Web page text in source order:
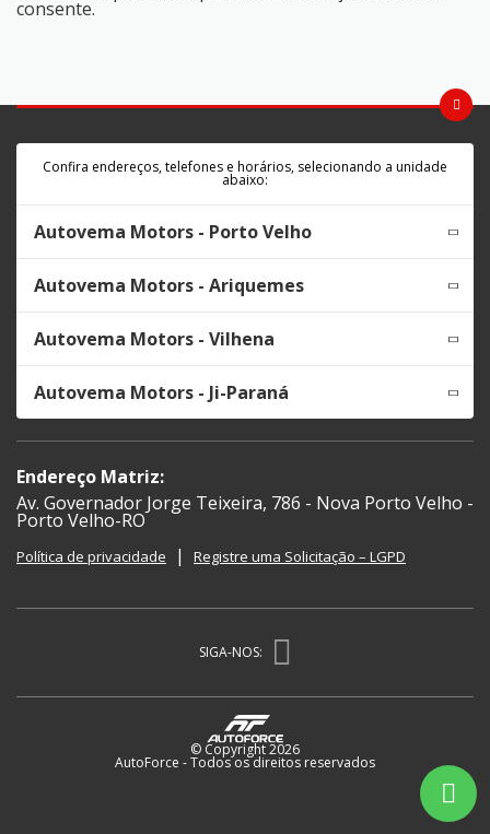
Confira endereços, telefones e horários, selecionando a unidade
abaixo:
Autovema Motors - Porto Velho
Autovema Motors - Ariquemes
Autovema Motors - Vilhena
Autovema Motors - Ji-Paraná
Endereço Matriz:
Av. Governador Jorge Teixeira, 786 - Nova Porto Velho -
Porto Velho-RO
Política de privacidade | Registre uma Solicitação – LGPD
© Copyright 2026
AutoForce - Todos os direitos reservados
SIGA-NOS: